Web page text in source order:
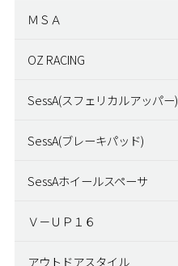
ＭＳＡ
OZ RACING
SessA(スフェリカルアッパー)
SessA(ブレーキパッド)
SessAホイールスペーサ
Ｖ－ＵＰ１６
アウトドアスタイル